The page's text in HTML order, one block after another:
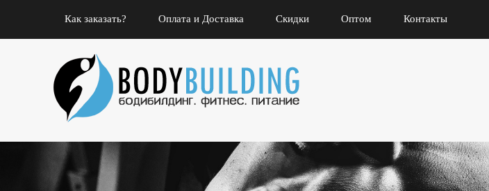
Как заказать? Оплата и Доставка Скидки Оптом Контакты